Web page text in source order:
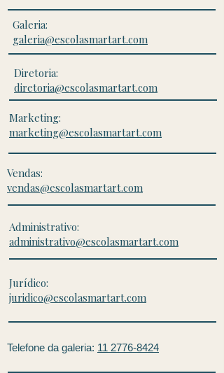
Galeria:
galeria@escolasmartart.com
Diretoria:
diretoria@escolasmartart.com
Marketing:
marketing@escolasmartart.com
Vendas:
vendas@escolasmartart.com
Administrativo:
administrativo@escolasmartart.com
Jurídico:
juridico@escolasmartart.com
Telefone da galeria: 11 2776-8424